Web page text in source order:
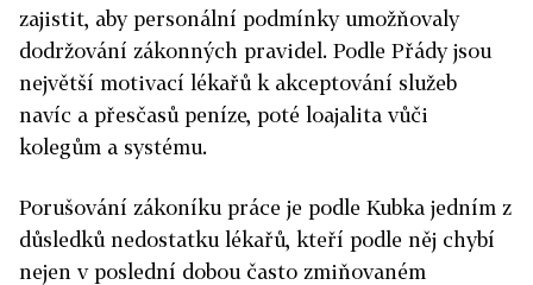
zajistit, aby personální podmínky umožňovaly
dodržování zákonných pravidel. Podle Přády jsou
největší motivací lékařů k akceptování služeb
navíc a přesčasů peníze, poté loajalita vůči
kolegům a systému.
Porušování zákoníku práce je podle Kubka jedním z
důsledků nedostatku lékařů, kteří podle něj chybí
nejen v poslední dobou často zmiňovaném